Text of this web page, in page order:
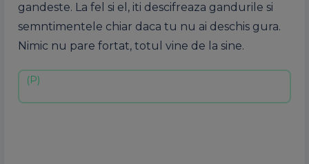
gandeste. La fel si el, iti descifreaza gandurile si
semntimentele chiar daca tu nu ai deschis gura.
Nimic nu pare fortat, totul vine de la sine.